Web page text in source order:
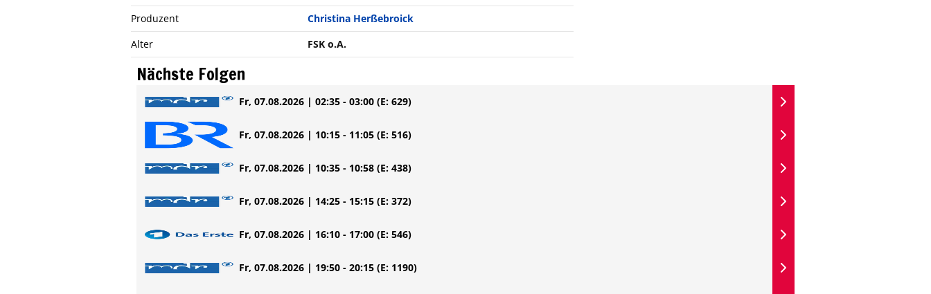
Produzent
Christina Herßebroick
Alter
FSK o.A.
Nächste Folgen
Fr, 07.08.2026 | 02:35 - 03:00 (E: 629)
Fr, 07.08.2026 | 10:15 - 11:05 (E: 516)
Fr, 07.08.2026 | 10:35 - 10:58 (E: 438)
Fr, 07.08.2026 | 14:25 - 15:15 (E: 372)
Fr, 07.08.2026 | 16:10 - 17:00 (E: 546)
Fr, 07.08.2026 | 19:50 - 20:15 (E: 1190)